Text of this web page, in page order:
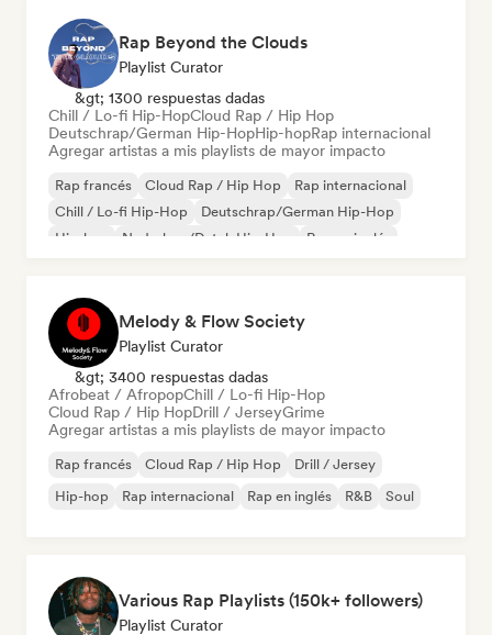
Rap Beyond the Clouds
Playlist Curator
&gt; 1300 respuestas dadas
Chill / Lo-fi Hip-HopCloud Rap / Hip Hop
Deutschrap/German Hip-HopHip-hopRap internacional
Agregar artistas a mis playlists de mayor impacto
Rap francés Cloud Rap / Hip Hop
Rap internacional
Chill / Lo-fi Hip-Hop
Deutschrap/German Hip-Hop
Hip-hop
Nederhop/Dutch Hip-Hop Rap en inglés
Melody & Flow Society
Playlist Curator
&gt; 3400 respuestas dadas
Afrobeat / AfropopChill / Lo-fi Hip-Hop
Cloud Rap / Hip HopDrill / JerseyGrime
Agregar artistas a mis playlists de mayor impacto
Rap francés Cloud Rap / Hip Hop
Drill / Jersey
Hip-hop
Rap internacional Rap en inglés R&B Soul
Various Rap Playlists (150k+ followers)
Playlist Curator